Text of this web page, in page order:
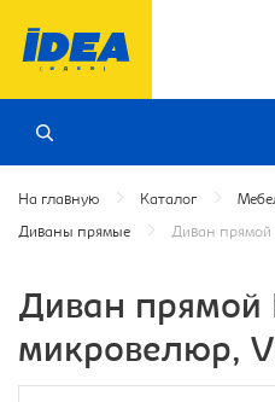
На главную Каталог
Диваны прямые Диван прямой
Диван прямой
микровелюр,